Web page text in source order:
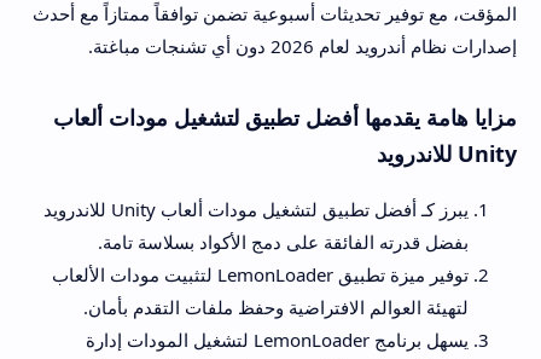
المؤقت، مع توفير تحديثات أسبوعية تضمن توافقاً ممتازاً مع أحدث
إصدارات نظام أندرويد لعام 2026 دون أي تشنجات مباغتة.
مزايا هامة يقدمها أفضل تطبيق لتشغيل مودات ألعاب
Unity للاندرويد
يبرز كـ أفضل تطبيق لتشغيل مودات ألعاب Unity للاندرويد
بفضل قدرته الفائقة على دمج الأكواد بسلاسة تامة.
توفير ميزة تطبيق LemonLoader لتثبيت مودات الألعاب
لتهيئة العوالم الافتراضية وحفظ ملفات التقدم بأمان.
يسهل برنامج LemonLoader لتشغيل المودات إدارة